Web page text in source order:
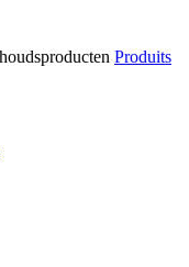
Produits